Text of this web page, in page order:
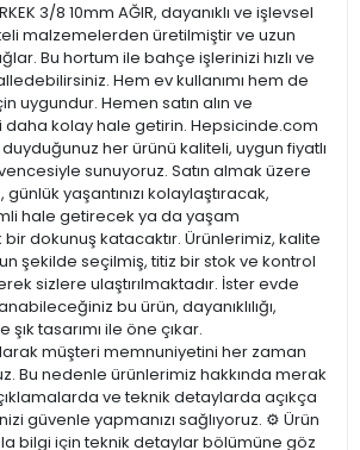
3/8 10mm AĞIR, dayanıklı ve işlevsel
malzemelerden üretilmiştir ve uzun
Bu hortum ile bahçe işlerinizi hızlı ve
Hem ev kullanımı hem de
uygundur. Hemen satın alın ve
kolay hale getirin. Hepsicinde.com
her ürünü kaliteli, uygun fiyatlı
sunuyoruz. Satın almak üzere
yaşantınızı kolaylaştıracak,
hale getirecek ya da yaşam
bir dokunuş katacaktır. Ürünlerimiz, kalite
şekilde seçilmiş, titiz bir stok ve kontrol
sizlere ulaştırılmaktadır. İster evde
bu ürün, dayanıklılığı,
şık tasarımı ile öne çıkar.
müşteri memnuniyetini her zaman
Bu nedenle ürünlerimiz hakkında merak
ve teknik detaylarda açıkça
güvenle yapmanızı sağlıyoruz. ⚙️ Ürün
bilgi için teknik detaylar bölümüne göz